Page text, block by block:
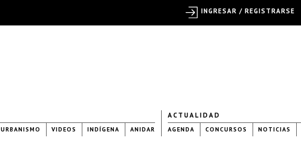
URBANISMO VIDEOS INDÍGENA ANIDAR
ACTUALIDAD
AGENDA CONCURSOS NOTICIAS
INGRESAR / REGISTRARSE